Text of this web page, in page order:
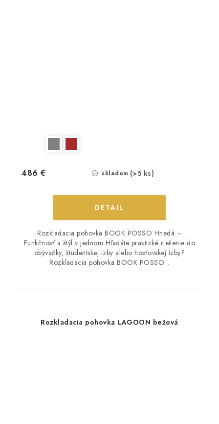
skladom (>5 ks)
486 €
DETAIL
Rozkladacia pohovka BOOK POSSO Hnedá –
Funkčnosť a štýl v jednom Hľadáte praktické riešenie do
obývačky, študentskej izby alebo hosťovskej izby?
Rozkladacia pohovka BOOK POSSO...
Rozkladacia pohovka LAGOON bežová